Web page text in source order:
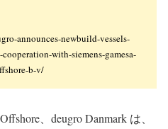
announces-newbuild-vessels-
with-siemens-gamesa-
b-v/
、deugro Danmark は、